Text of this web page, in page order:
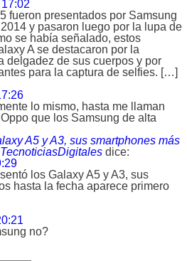
fueron presentados por Samsung
y pasaron luego por la lupa de
se había señalado, estos
A se destacaron por la
delgadez de sus cuerpos y por
para la captura de selfies. […]
lo mismo, hasta me llaman
que los Samsung de alta
A5 y A3, sus smartphones más
dice:
los Galaxy A5 y A3, sus
hasta la fecha aparece primero
no?